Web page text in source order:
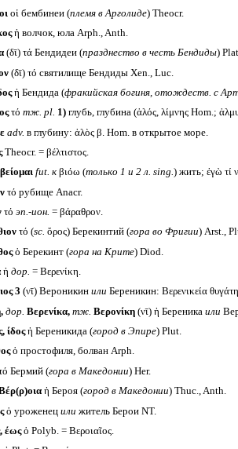
οἱ бембинеи (племя в Арголиде) Theocr.
ἡ волчок, юла Arph., Anth.
(δῑ) τά Бендидеи (празднество в честь Бендиды)
(δῑ) τό святилище Бендиды Xen., Luc.
ἡ Бендида (фракийская богиня, отождеств. с
τό тж. pl. 1)глубь, глубина (ἁλός, λίμνης Hom.;
adv. в глубину: ἁλὸς β. Hom. в открытое море.
Theocr. = βέλτιστος.
βείομαι fut. кβιόω (только 1 и 2 л. sing.) жить; ἐγὼ τί
τό рубище Anacr.
τό эп.-ион. = βάραθρον.
τό (sc. ὄρος) Берекинтий (гора во Фригии) Arst.,
ὁ Берекинт (гора на Крите) Diod.
ἡ дор. = Βερενίκη.
3 (νῑ) Вероникин или Береникин: Βερενικεία
дор. Βερενίκα, тж. Βερονίκη(νῑ) ἡ Береника или
ίδοςἡ Береникида (город в Эпире) Plut.
ὁ простофиля, болван Arph.
Бермий (гора в Македонии) Her.
ἡ Бероя (город в Македонии) Thuc., Anth.
ὁ уроженец или житель Берои NT.
έωςὁ Polyb. = Βεροιαῖος.